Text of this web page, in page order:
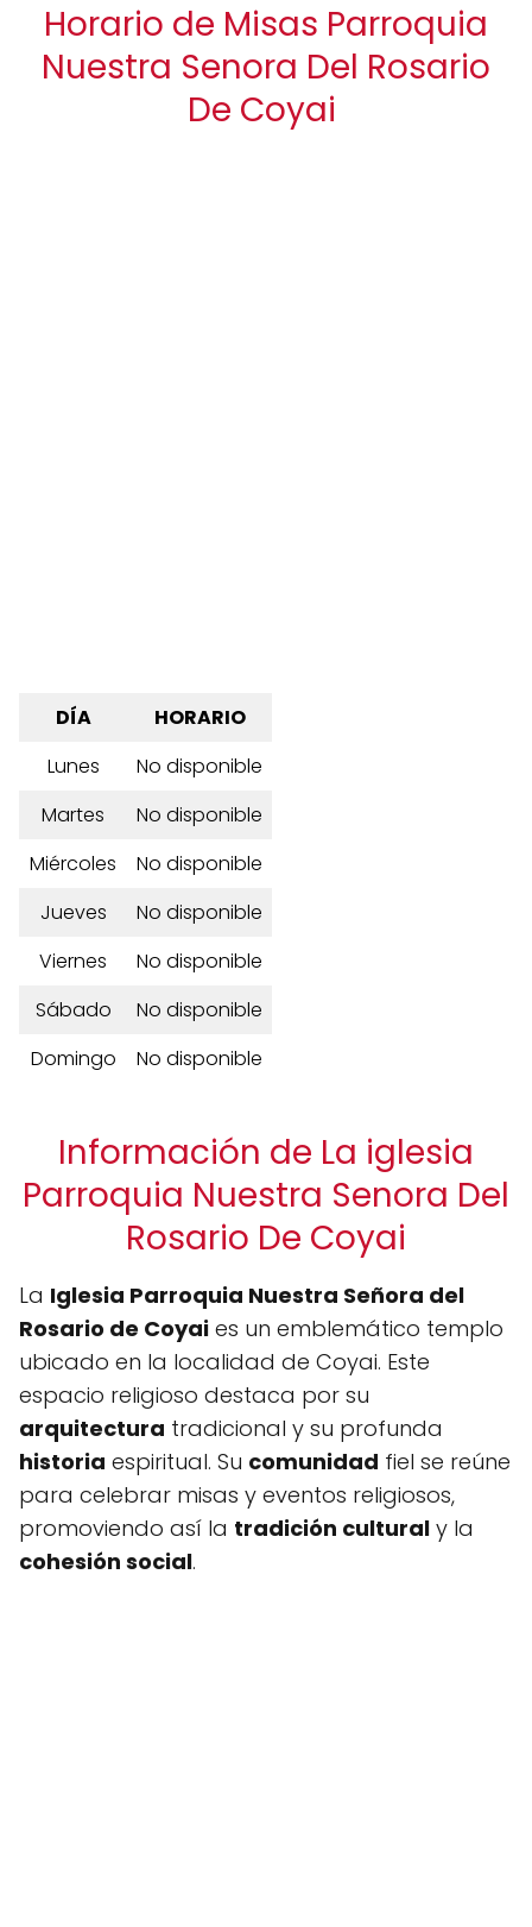
Horario de Misas Parroquia
Nuestra Senora Del Rosario
De Coyai
DÍA
HORARIO
Lunes
No disponible
Martes
No disponible
Miércoles
No disponible
Jueves
No disponible
Viernes
No disponible
Sábado
No disponible
Domingo
No disponible
Información de La iglesia
Parroquia Nuestra Senora Del
Rosario De Coyai
La Iglesia Parroquia Nuestra Señora del
Rosario de Coyai es un emblemático templo
ubicado en la localidad de Coyai. Este
espacio religioso destaca por su
arquitectura tradicional y su profunda
historia espiritual. Su comunidad fiel se reúne
para celebrar misas y eventos religiosos,
promoviendo así la tradición cultural y la
cohesión social.